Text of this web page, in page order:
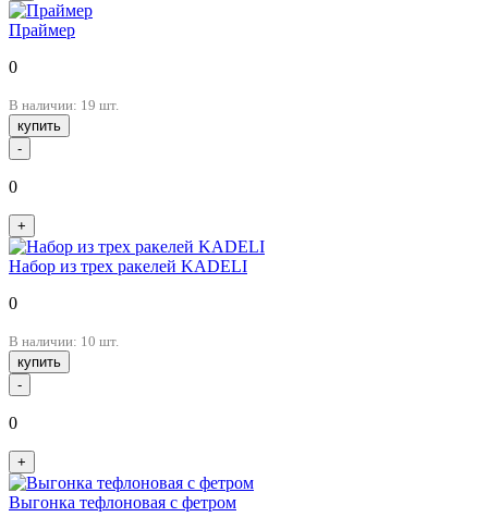
Праймер
0
В наличии: 19 шт.
купить
-
0
+
Набор из трех ракелей KADELI
0
В наличии: 10 шт.
купить
-
0
+
Выгонка тефлоновая с фетром